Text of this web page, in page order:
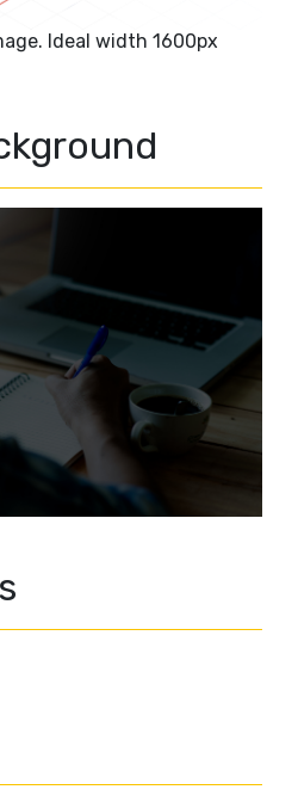
Ideal width 1600px